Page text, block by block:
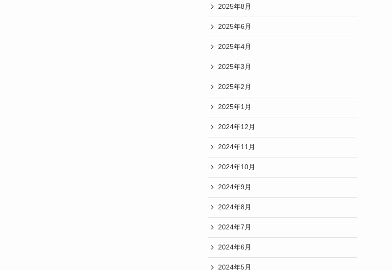
2025年8月
2025年6月
2025年4月
2025年3月
2025年2月
2025年1月
2024年12月
2024年11月
2024年10月
2024年9月
2024年8月
2024年7月
2024年6月
2024年5月